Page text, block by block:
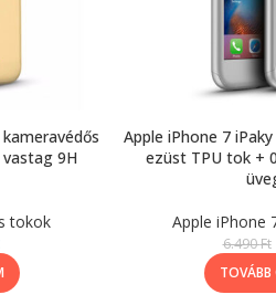
9H
tokok
Apple iPhone 7
ezüst TPU tok +
Apple iPhone
6.490Ft
TOVÁBB